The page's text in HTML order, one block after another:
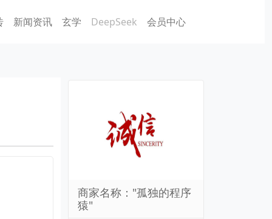
新闻资讯 玄学 DeepSeek 会员中心
商家名称："孤独的程序
猿"